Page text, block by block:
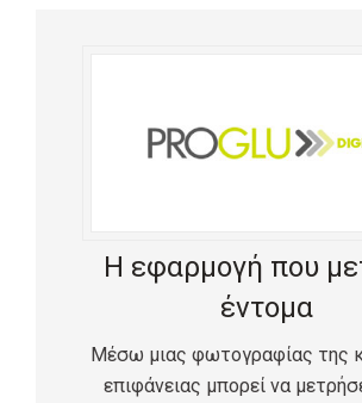
Η εφαρμογή που
έντομα
Μέσω μιας φωτογραφίας της
επιφάνειας μπορεί να